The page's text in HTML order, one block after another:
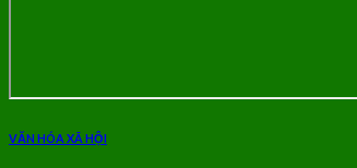
VĂN HÓA XÃ HỘI